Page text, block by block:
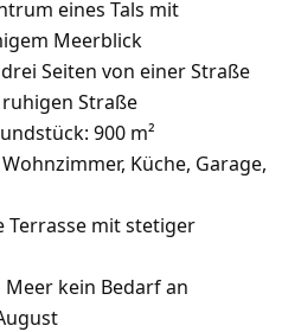
eines Tals mit
Meerblick
Seiten von einer Straße
Straße
900 m²
Küche, Garage,
Terrasse mit stetiger
Meer kein Bedarf an